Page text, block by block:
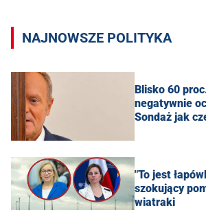
NAJNOWSZE POLITYKA
Blisko 60
negatywnie
Sondaż jak
"To jest
szokujący
wiatraki